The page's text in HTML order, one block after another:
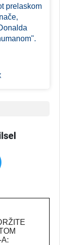
prelaskom